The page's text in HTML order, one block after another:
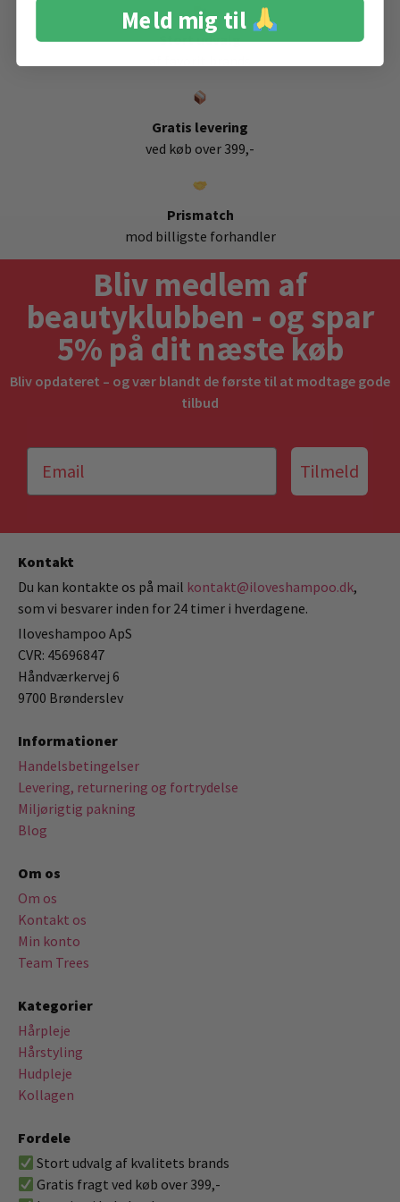
Stort udvalg
Gratis levering
ved køb over 399,-
Prismatch
mod billigste forhandler
Bliv medlem af
beautyklubben - og spar
5% på dit næste køb
Bliv opdateret – og vær blandt de første til at modtage gode
tilbud
Tilmeld
Kontakt
Du kan kontakte os på mail kontakt@iloveshampoo.dk,
som vi besvarer inden for 24 timer i hverdagene.
Iloveshampoo ApS
CVR: 45696847
Håndværkervej 6
9700 Brønderslev
Informationer
Handelsbetingelser
Levering, returnering og fortrydelse
Miljørigtig pakning
Blog
Om os
Om os
Kontakt os
Min konto
Team Trees
Kategorier
Hårpleje
Hårstyling
Hudpleje
Kollagen
Fordele
Stort udvalg af kvalitets brands
Gratis fragt ved køb over 399,-
Meld mig til